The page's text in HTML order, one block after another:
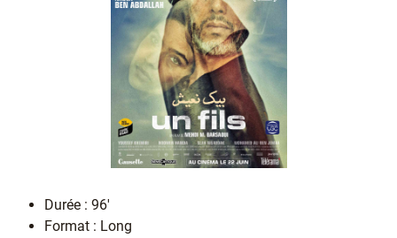
Durée : 96'
Format : Long